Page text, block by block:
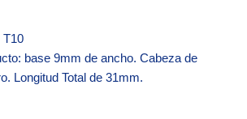
T10
base 9mm de ancho. Cabeza de
Longitud Total de 31mm.